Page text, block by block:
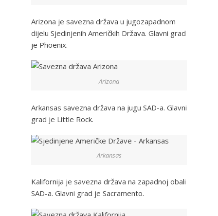
Arizona je savezna država u jugozapadnom
dijelu Sjedinjenih Američkih Država. Glavni grad
je Phoenix.
Arizona
Arkansas savezna država na jugu SAD-a. Glavni
grad je Little Rock.
Arkansas
Kalifornija je savezna država na zapadnoj obali
SAD-a. Glavni grad je Sacramento.